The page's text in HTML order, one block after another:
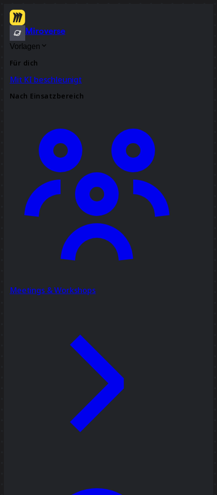
Miroverse
Vorlagen
Für dich
Mit KI beschleunigt
Nach Einsatzbereich
Meetings & Workshops